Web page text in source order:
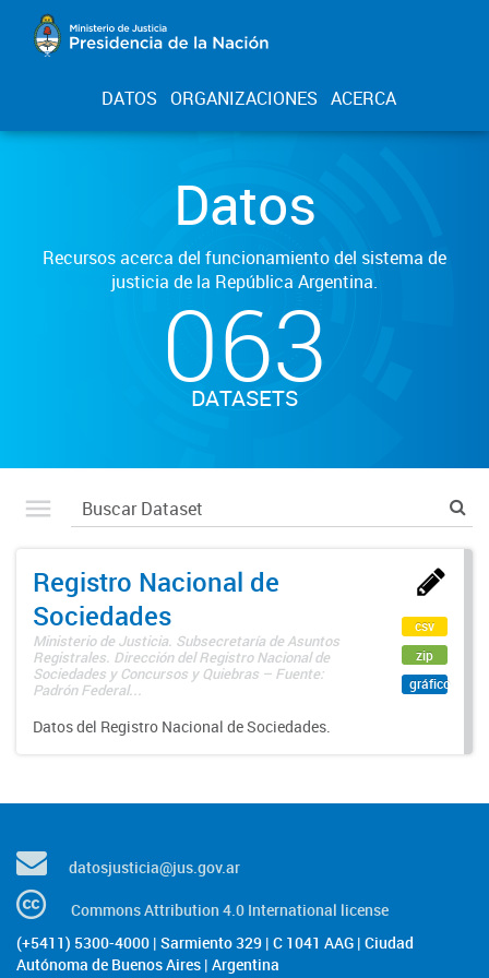
DATOS ORGANIZACIONES ACERCA
Datos
Recursos acerca del funcionamiento del sistema de
justicia de la República Argentina.
063
DATASETS
Registro Nacional de
Sociedades
Ministerio de Justicia. Subsecretaría de Asuntos
Registrales. Dirección del Registro Nacional de
Sociedades y Concursos y Quiebras – Fuente:
Padrón Federal...
Datos del Registro Nacional de Sociedades.
csv
zip
gráfico
datosjusticia@jus.gov.ar
Commons Attribution 4.0 International license
(+5411) 5300-4000 | Sarmiento 329 | C 1041 AAG | Ciudad
Autónoma de Buenos Aires | Argentina